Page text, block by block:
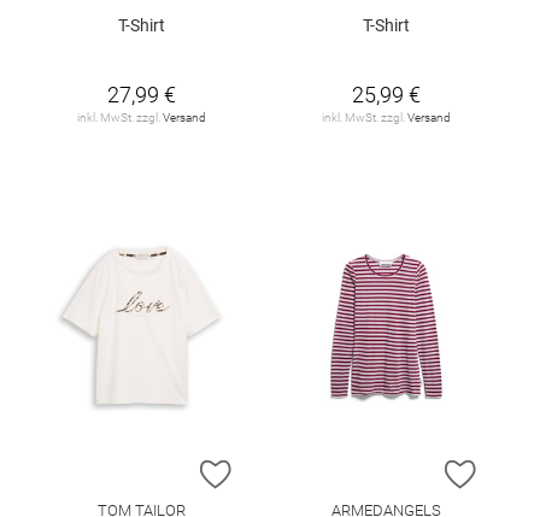
T-Shirt
27,99 €
inkl. MwSt. zzgl. Versand
T-Shirt
25,99 €
inkl. MwSt. zzgl. Versand
ZUR WUNSCHLISTE HINZUFÜGEN
TOM TAILOR
ZUR
ARMEDANGELS